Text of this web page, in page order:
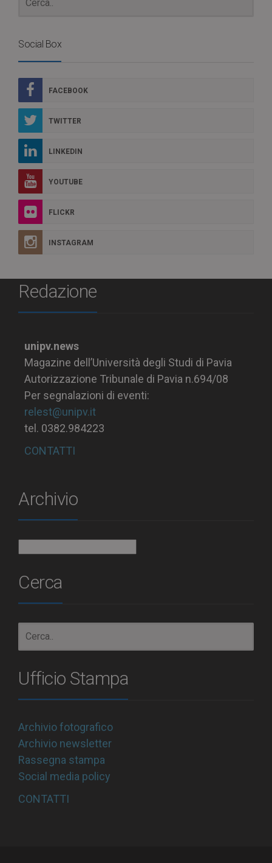
Social Box
FACEBOOK
TWITTER
LINKEDIN
YOUTUBE
FLICKR
INSTAGRAM
Redazione
unipv.news
Magazine dell’Università degli Studi di Pavia
Autorizzazione Tribunale di Pavia n.694/08
Per segnalazioni di eventi:
relest@unipv.it
tel. 0382.984223
CONTATTI
Archivio
Cerca
Ufficio Stampa
Archivio fotografico
Archivio newsletter
Rassegna stampa
Social media policy
CONTATTI